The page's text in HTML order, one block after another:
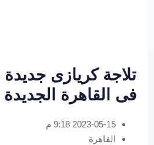
تلاجة كريازى جديدة
فى القاهرة الجديدة
2023-05-15 9:18 م
القاهرة